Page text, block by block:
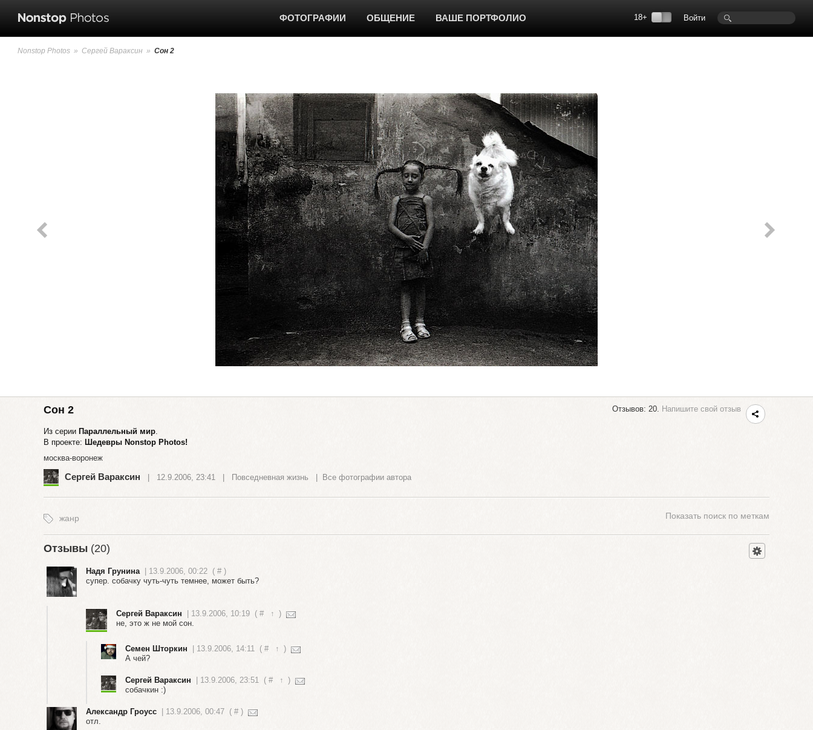
Войти
18+
ФОТОГРАФИИ ОБЩЕНИЕ ВАШЕ ПОРТФОЛИО
Nonstop Photos » Сергей Вараксин » Сон 2
Отзывов: 20. Напишите свой отзыв
Сон 2
Из серии Параллельный мир.
В проекте: Шедевры Nonstop Photos!
москва-воронеж
Сергей Вараксин | 12.9.2006, 23:41 | Повседневная жизнь Все фотографии автора
жанр Показать поиск по меткам
Отзывы (20)
Надя Грунина | 13.9.2006, 00:22 ( # )
супер. собачку чуть-чуть темнее, может быть?
Сергей Вараксин | 13.9.2006, 10:19 ( # ↑ )
не, это ж не мой сон.
Семен Шторкин | 13.9.2006, 14:11 ( # ↑ )
А чей?
Сергей Вараксин | 13.9.2006, 23:51 ( # ↑ )
собачкин :)
Александр Гроусс | 13.9.2006, 00:47 ( # )
отл.